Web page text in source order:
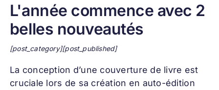
L'année commence avec 2
belles nouveautés
[post_category][post_published]
La conception d’une couverture de livre est
cruciale lors de sa création en auto-édition